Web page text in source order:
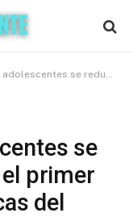
en el primer trimestre, por políticas del Gabinete de Niñez y Adolescencia
se
el primer
del